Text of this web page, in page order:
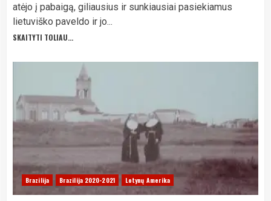
atėjo į pabaigą, giliausius ir sunkiausiai pasiekiamus
lietuviško paveldo ir jo...
SKAITYTI TOLIAU...
Brazilija Brazilija 2020-2021 Lotynų Amerika